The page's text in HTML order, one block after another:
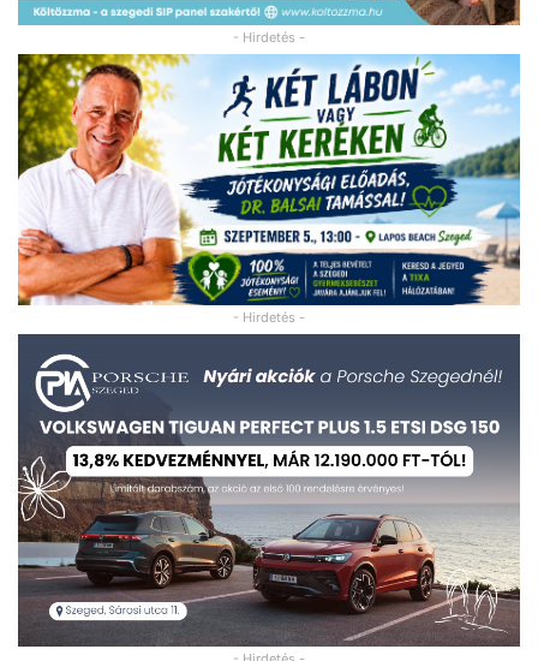
- Hirdetés -
- Hirdetés -